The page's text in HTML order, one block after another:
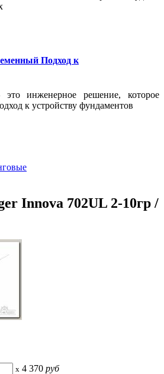
Подход к
инженерное решение, которое
к устройству фундаментов
Innova 702UL 2-10гр /
x 4 370 руб